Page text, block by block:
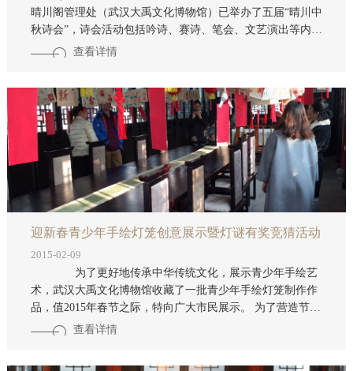
晴川阁管理处（武汉大禹文化博物馆）已举办了五届“晴川中
秋诗会”，诗会活动包括吟诗、赛诗、笔会、文艺演出等内
容；“晴川中秋诗会”已成为凸显武汉城市魅力的文化品牌。
查看详情
迎新春青少年手绘灯笼创意展示暨灯谜有奖竞猜活动
2015-02-09
术，武汉大禹文化博物馆收藏了一批青少年手绘灯笼制作作
品，值2015年春节之际，特向广大市民展示。 为了营造节日
气氛，我馆同时推出灯谜有奖猜竞活动。猜灯谜又称打灯
查看详情